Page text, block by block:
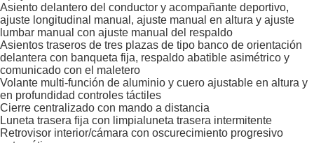
Asiento delantero del conductor y acompañante deportivo,
ajuste longitudinal manual, ajuste manual en altura y ajuste
lumbar manual con ajuste manual del respaldo
Asientos traseros de tres plazas de tipo banco de orientación
delantera con banqueta fija, respaldo abatible asimétrico y
comunicado con el maletero
Volante multi-función de aluminio y cuero ajustable en altura y
en profundidad controles táctiles
Cierre centralizado con mando a distancia
Luneta trasera fija con limpialuneta trasera intermitente
Retrovisor interior/cámara con oscurecimiento progresivo